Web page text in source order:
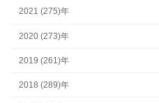
2021 (275)年
2020 (273)年
2019 (261)年
2018 (289)年